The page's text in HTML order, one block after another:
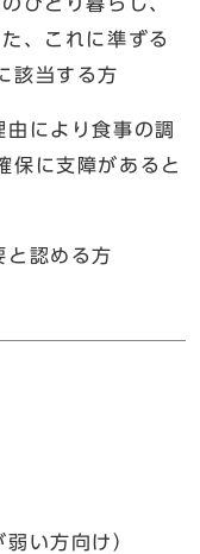
、これに準ずる
該当する方
により食事の調
保に支障があると
認める方
い方向け）